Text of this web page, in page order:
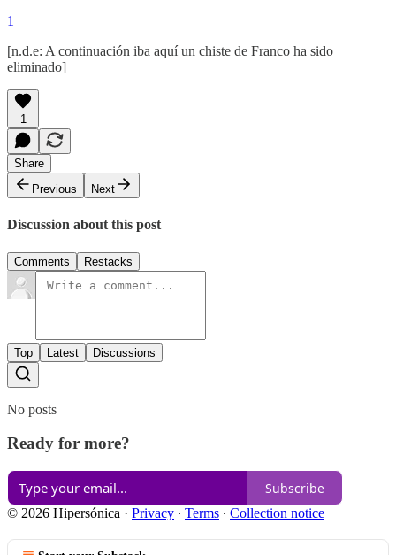
1
[n.d.e: A continuación iba aquí un chiste de Franco ha sido
eliminado]
1
Share
Previous
Next
Discussion about this post
Comments Restacks
Top Latest Discussions
No posts
Ready for more?
Subscribe
© 2026 Hipersónica · Privacy ∙ Terms ∙ Collection notice